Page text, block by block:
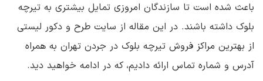
باعث شده است تا سازندگان امروزی تمایل بیشتری به تیرچه
بلوک داشته باشند. در این مقاله از سایت طرح و دکور لیستی
از بهترین مراکز فروش تیرچه بلوک در جردن تهران به همراه
آدرس و شماره تماس ارائه دادیم، که در ادامه خواهید دید.